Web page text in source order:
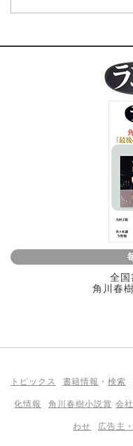
全国
角川春
トピックス 書籍情報 ・検索
化情報 角川春樹小説賞 会
わせ 広告主